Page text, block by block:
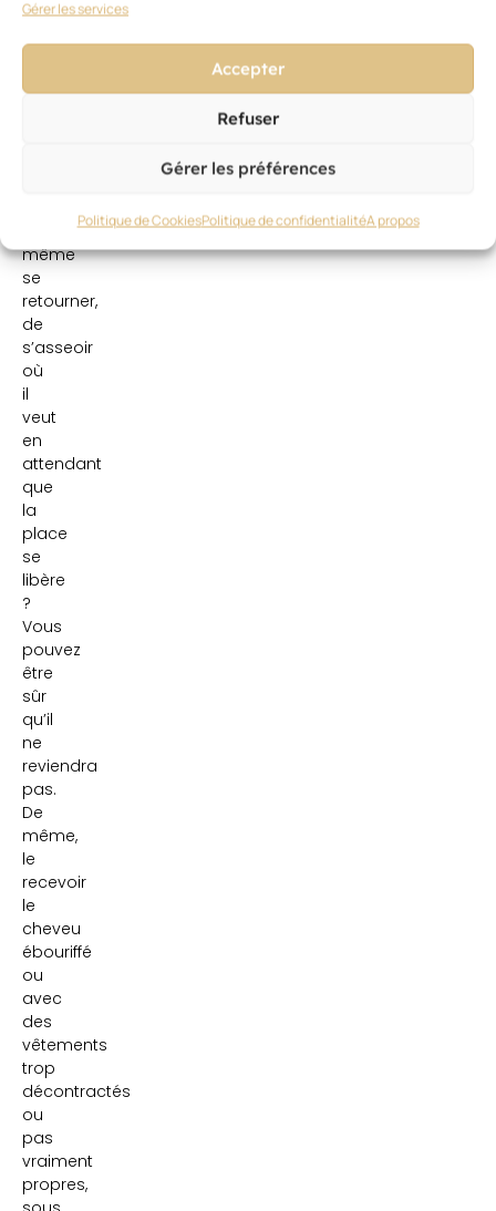
Gérer les services
Accepter
Refuser
Gérer les préférences
Politique de CookiesPolitique de confidentialitéA propos
approximatif
et
peine
même
se
retourner,
de
s’asseoir
où
il
veut
en
attendant
que
la
place
se
libère
?
Vous
pouvez
être
sûr
qu’il
ne
reviendra
pas.
De
même,
le
recevoir
le
cheveu
ébouriffé
ou
avec
des
vêtements
trop
décontractés
ou
pas
vraiment
propres,